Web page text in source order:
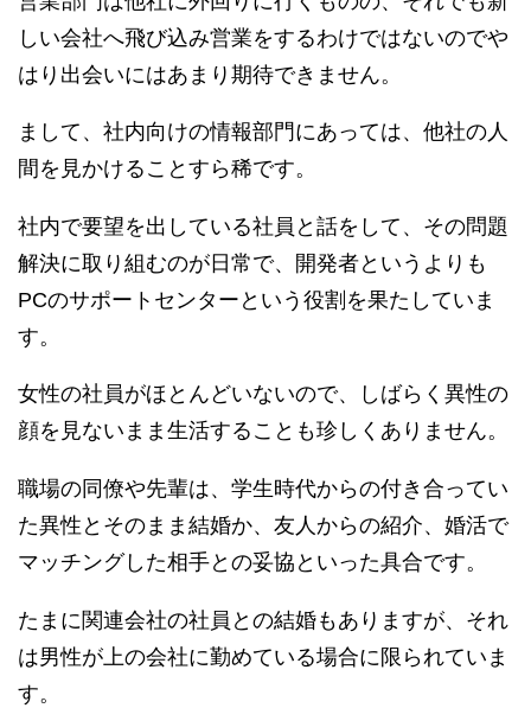
しい会社へ飛び込み営業をするわけではないのでや
はり出会いにはあまり期待できません。
まして、社内向けの情報部門にあっては、他社の人
間を見かけることすら稀です。
社内で要望を出している社員と話をして、その問題
解決に取り組むのが日常で、開発者というよりも
PCのサポートセンターという役割を果たしていま
す。
女性の社員がほとんどいないので、しばらく異性の
顔を見ないまま生活することも珍しくありません。
職場の同僚や先輩は、学生時代からの付き合ってい
た異性とそのまま結婚か、友人からの紹介、婚活で
マッチングした相手との妥協といった具合です。
たまに関連会社の社員との結婚もありますが、それ
は男性が上の会社に勤めている場合に限られていま
す。